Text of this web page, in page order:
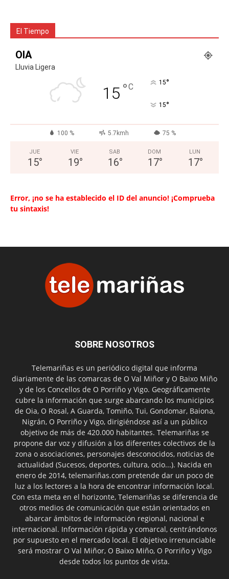
El Tiempo
OIA
Lluvia Ligera
15 °C 15°
15°
100 % 5.7kmh 75 %
JUE
15°
VIE
19°
SAB
16°
DOM
17°
LUN
17°
Error, ¡no se ha establecido el ID del anuncio! ¡Comprueba
tu sintaxis!
SOBRE NOSOTROS
Telemariñas es un periódico digital que informa
diariamente de las comarcas de O Val Miñor y O Baixo Miño
y de los Concellos de O Porriño y Vigo. Geográficamente
cubre la información que surge abarcando los municipios
de Oia, O Rosal, A Guarda, Tomiño, Tui, Gondomar, Baiona,
Nigrán, O Porriño y Vigo, dirigiéndose así a un público
objetivo de más de 420.000 habitantes. Telemariñas se
propone dar voz y difusión a los diferentes colectivos de la
zona o asociaciones, personajes desconocidos, noticias de
actualidad (Sucesos, deportes, cultura, ocio...). Nacida en
enero de 2014, telemariñas.com pretende dar un poco de
luz a los lectores a la hora de encontrar información local.
Con esta meta en el horizonte, Telemariñas se diferencia de
otros medios de comunicación que están orientados en
abarcar ámbitos de información regional, nacional e
internacional. Información rápida y comarcal, centrándonos
por supuesto en el mercado local. El objetivo irrenunciable
será mostrar O Val Miñor, O Baixo Miño, O Porriño y Vigo
desde todos los puntos de vista.